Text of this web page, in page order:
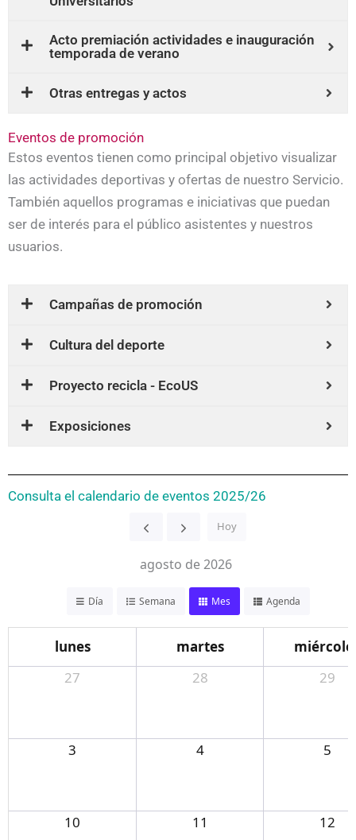
Acto premiación actividades e inauguración
temporada de verano
Otras entregas y actos
Eventos de promoción
Estos eventos tienen como principal objetivo visualizar
las actividades deportivas y ofertas de nuestro Servicio.
También aquellos programas e iniciativas que puedan
ser de interés para el público asistentes y nuestros
usuarios.
Campañas de promoción
Cultura del deporte
Proyecto recicla - EcoUS
Exposiciones
Consulta el calendario de eventos 2025/26
Hoy
agosto de 2026
Día Semana Mes Agenda
lunes martes
27
28 29
3 4 5
10 11 12